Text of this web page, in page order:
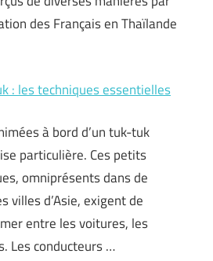
des Français en Thaïlande
: les techniques essentielles
à bord d’un tuk-tuk
particulière. Ces petits
omniprésents dans de
villes d’Asie, exigent de
entre les voitures, les
Les conducteurs …